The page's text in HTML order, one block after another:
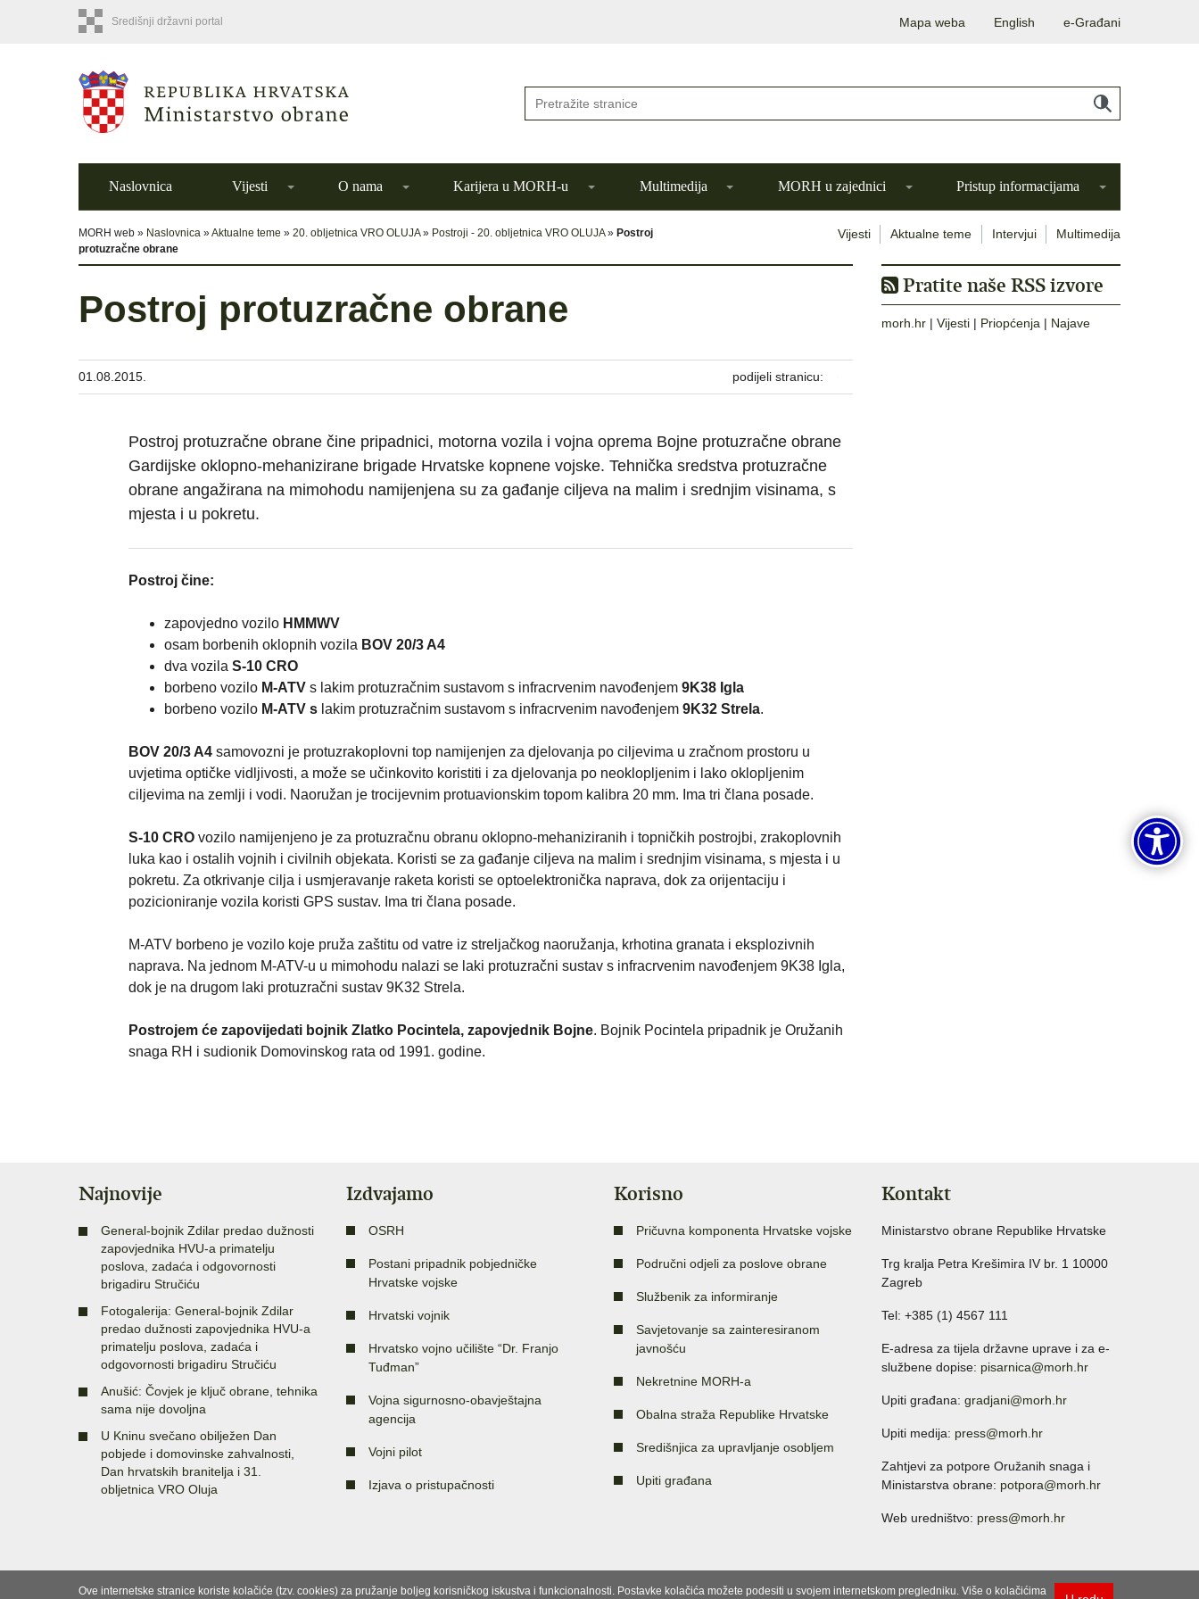
Središnji državni portal Mapa weba English e-Građani
Naslovnica Vijesti O nama Karijera u MORH-u Multimedija MORH u zajednici Pristup informacijama
MORH web » Naslovnica »Aktualne teme » 20. obljetnica VRO OLUJA» Postroji - 20. obljetnica VRO OLUJA» Postroj
protuzračne obrane
Vijesti Aktualne teme Intervjui Multimedija
Postroj protuzračne obrane
01.08.2015. podijeli stranicu:
Postroj protuzračne obrane čine pripadnici, motorna vozila i vojna oprema Bojne protuzračne obrane
Gardijske oklopno-mehanizirane brigade Hrvatske kopnene vojske. Tehnička sredstva protuzračne
obrane angažirana na mimohodu namijenjena su za gađanje ciljeva na malim i srednjim visinama, s
mjesta i u pokretu.
Postroj čine:
zapovjedno vozilo HMMWV
osam borbenih oklopnih vozila BOV 20/3 A4
dva vozila S-10 CRO
borbeno vozilo M-ATV s lakim protuzračnim sustavom s infracrvenim navođenjem 9K38 Igla
borbeno vozilo M-ATV s lakim protuzračnim sustavom s infracrvenim navođenjem 9K32 Strela.
BOV 20/3 A4 samovozni je protuzrakoplovni top namijenjen za djelovanja po ciljevima u zračnom prostoru u
uvjetima optičke vidljivosti, a može se učinkovito koristiti i za djelovanja po neoklopljenim i lako oklopljenim
ciljevima na zemlji i vodi. Naoružan je trocijevnim protuavionskim topom kalibra 20 mm. Ima tri člana posade.
S-10 CRO vozilo namijenjeno je za protuzračnu obranu oklopno-mehaniziranih i topničkih postrojbi, zrakoplovnih
luka kao i ostalih vojnih i civilnih objekata. Koristi se za gađanje ciljeva na malim i srednjim visinama, s mjesta i u
pokretu. Za otkrivanje cilja i usmjeravanje raketa koristi se optoelektronička naprava, dok za orijentaciju i
pozicioniranje vozila koristi GPS sustav. Ima tri člana posade.
M-ATV borbeno je vozilo koje pruža zaštitu od vatre iz streljačkog naoružanja, krhotina granata i eksplozivnih
naprava. Na jednom M-ATV-u u mimohodu nalazi se laki protuzračni sustav s infracrvenim navođenjem 9K38 Igla,
dok je na drugom laki protuzračni sustav 9K32 Strela.
Postrojem će zapovijedati bojnik Zlatko Pocintela, zapovjednik Bojne. Bojnik Pocintela pripadnik je Oružanih
snaga RH i sudionik Domovinskog rata od 1991. godine.
Pratite naše RSS izvore
morh.hr | Vijesti | Priopćenja | Najave
Najnovije
General-bojnik Zdilar predao dužnosti
zapovjednika HVU-a primatelju
poslova, zadaća i odgovornosti
brigadiru Stručiću
Fotogalerija: General-bojnik Zdilar
predao dužnosti zapovjednika HVU-a
primatelju poslova, zadaća i
odgovornosti brigadiru Stručiću
Anušić: Čovjek je ključ obrane, tehnika
sama nije dovoljna
U Kninu svečano obilježen Dan
pobjede i domovinske zahvalnosti,
Dan hrvatskih branitelja i 31.
obljetnica VRO Oluja
Izdvajamo
OSRH
Postani pripadnik pobjedničke
Hrvatske vojske
Hrvatski vojnik
Hrvatsko vojno učilište “Dr. Franjo
Tuđman”
Vojna sigurnosno-obavještajna
agencija
Vojni pilot
Izjava o pristupačnosti
Korisno
Pričuvna komponenta Hrvatske vojske
Područni odjeli za poslove obrane
Službenik za informiranje
Savjetovanje sa zainteresiranom
javnošću
Nekretnine MORH-a
Obalna straža Republike Hrvatske
Središnjica za upravljanje osobljem
Upiti građana
Kontakt
Ministarstvo obrane Republike Hrvatske
Trg kralja Petra Krešimira IV br. 1 10000
Zagreb
Tel: +385 (1) 4567 111
E-adresa za tijela državne uprave i za e-
službene dopise: pisarnica@morh.hr
Upiti građana: gradjani@morh.hr
Upiti medija: press@morh.hr
Zahtjevi za potpore Oružanih snaga i
Ministarstva obrane: potpora@morh.hr
Web uredništvo: press@morh.hr
Ove internetske stranice koriste kolačiće (tzv. cookies) za pružanje boljeg korisničkog iskustva i funkcionalnosti. Postavke kolačića možete podesiti u svojem internetskom pregledniku. Više o kolačićima